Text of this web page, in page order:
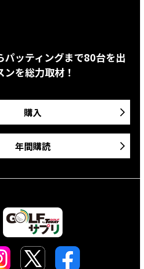
パッティングまで80台を出
を総力取材！
購入
年間購読